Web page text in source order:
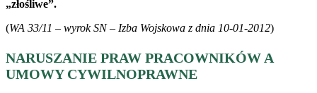
„złośliwe”.
(WA 33/11 – wyrok SN – Izba Wojskowa z dnia 10-01-2012)
NARUSZANIE PRAW PRACOWNIKÓW A
UMOWY CYWILNOPRAWNE